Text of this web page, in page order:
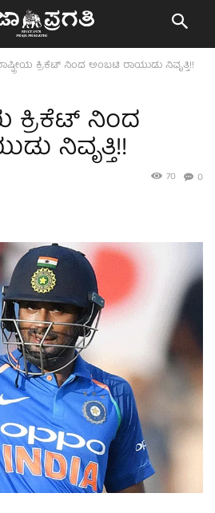
ಕ್ರಿಕೆಟ್ ನಿಂದ ಅಂಬಟಿ ರಾಯುಡು ನಿವೃತ್ತಿ!!
ಕ್ರಿಕೆಟ್ ನಿಂದ
ನಿವೃತ್ತಿ!!
0
70